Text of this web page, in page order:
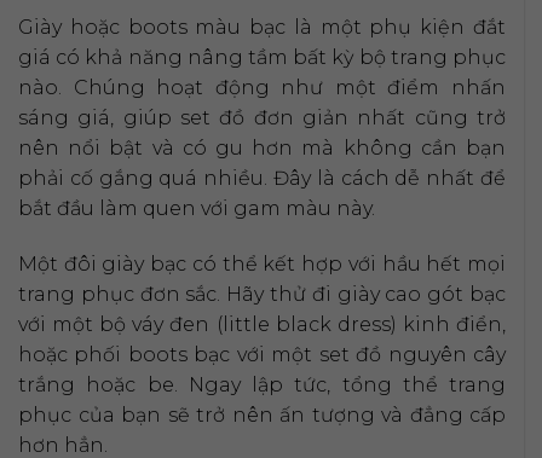
Giày hoặc boots màu bạc là một phụ kiện đắt
giá có khả năng nâng tầm bất kỳ bộ trang phục
nào. Chúng hoạt động như một điểm nhấn
sáng giá, giúp set đồ đơn giản nhất cũng trở
nên nổi bật và có gu hơn mà không cần bạn
phải cố gắng quá nhiều. Đây là cách dễ nhất để
bắt đầu làm quen với gam màu này.
Một đôi giày bạc có thể kết hợp với hầu hết mọi
trang phục đơn sắc. Hãy thử đi giày cao gót bạc
với một bộ váy đen (little black dress) kinh điển,
hoặc phối boots bạc với một set đồ nguyên cây
trắng hoặc be. Ngay lập tức, tổng thể trang
phục của bạn sẽ trở nên ấn tượng và đẳng cấp
hơn hẳn.